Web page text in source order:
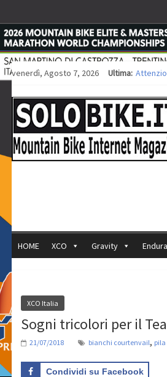
venerdì, Agosto 7, 2026 Ultima:
Europei
35ª
Europei
HOME XCO Gravity
XCO Italia
Sogni tricolori per il
21/07/2018 bianchi courtenvail, pila
Condividi su Facebook